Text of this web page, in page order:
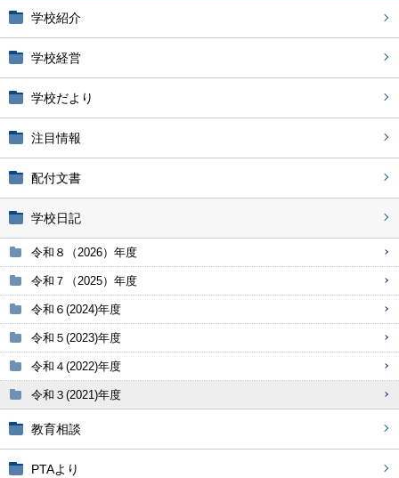
学校紹介
学校経営
学校だより
注目情報
配付文書
学校日記
令和８（2026）年度
令和７（2025）年度
令和６(2024)年度
令和５(2023)年度
令和４(2022)年度
令和３(2021)年度
教育相談
PTAより